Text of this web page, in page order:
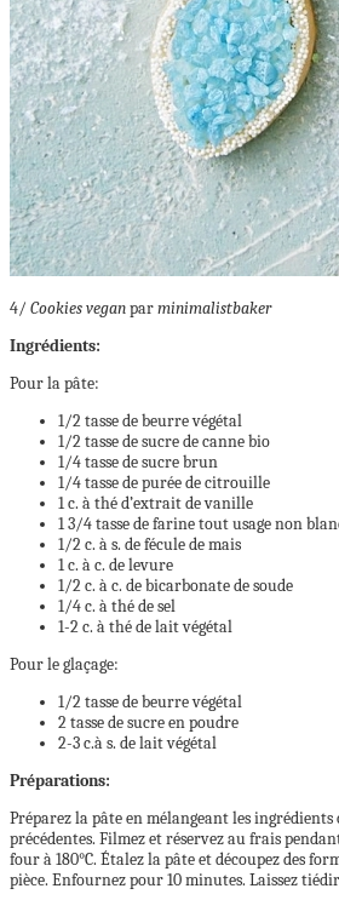
4/ Cookies veganparminimalistbaker
Ingrédients:
Pour la pâte:
1/2 tasse de beurre végétal
1/2 tasse de sucre de canne bio
1/4 tasse de sucre brun
1/4 tasse de purée de citrouille
1 c. à thé d’extrait de vanille
1 3/4 tasse de farine tout usage non
1/2 c. à s. de fécule de mais
1 c. à c. de levure
1/2 c. à c. de bicarbonate de soude
1/4 c. à thé de sel
1-2 c. à thé de lait végétal
Pour le glaçage:
1/2 tasse de beurre végétal
2 tasse de sucre en poudre
2-3 c.à s. de lait végétal
Préparations:
Préparez la pâte en mélangeant les ingrédients
précédentes. Filmez et réservez au frais
four à 180°C. Étalez la pâte et découpez des
pièce. Enfournez pour 10 minutes. Laissez